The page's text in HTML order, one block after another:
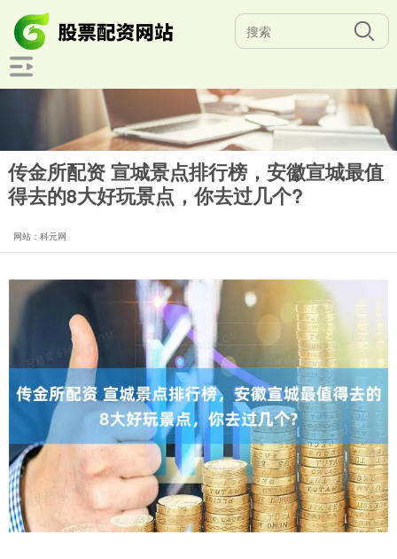
传金所配资 宣城景点排行榜，安徽宣城最值
得去的8大好玩景点，你去过几个?
网站：科元网